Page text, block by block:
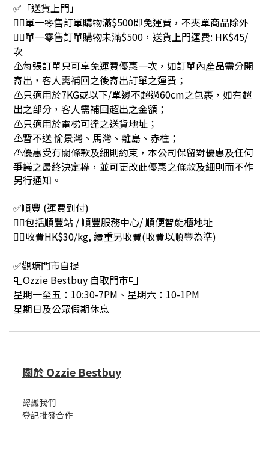
✅「送貨上門」
👉🏻單一零售訂單購物滿$500即免運費，不夾單商品除外
👉🏻單一零售訂單購物未滿$500，送貨上門運費: HK$45/
次
⚠每張訂單只可享免運費優惠一次，如訂單內產品需分開
寄出，客人需補回之後寄出訂單之運費；
⚠只適用於7KG或以下/單邊不超過60cm之包裹，如有超
出之部分，客人需補回超出之金額；
⚠只適用於電梯可達之送貨地址；
⚠暫不送 愉景灣、馬灣、離島、赤柱；
⚠優惠受有關條款及細則約束，本公司保留對優惠及任何
爭議之最終決定權，並可更改此優惠之條款及細則而不作
另行通知。
✅順豐 (運費到付)
👉🏻包括順豐站 / 順豐服務中心/ 順便智能櫃地址
👉🏻收費HK$30/kg, 續重另收費(收費以順豐為準)
✅觀塘門市自提
📮Ozzie Bestbuy 自取門市📮
星期一至五：10:30-7PM、星期六：10-1PM
星期日及公眾假期休息
關於 Ozzie Bestbuy
認識我們
登記批發合作